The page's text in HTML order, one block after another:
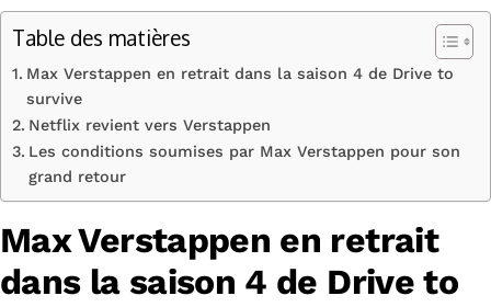
Table des matières
Max Verstappen en retrait dans la saison 4 de Drive to
survive
Netflix revient vers Verstappen
Les conditions soumises par Max Verstappen pour son
grand retour
Max Verstappen en retrait
dans la saison 4 de Drive to